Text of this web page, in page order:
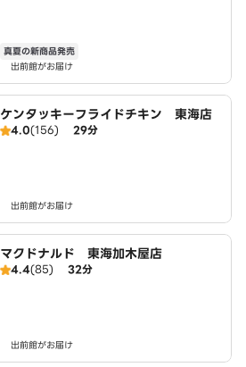
真夏の新商品発売
出前館がお届け
ケンタッキーフライドチキン 東海店
4.0(156) 29分
出前館がお届け
マクドナルド 東海加木屋店
4.4(85) 32分
出前館がお届け